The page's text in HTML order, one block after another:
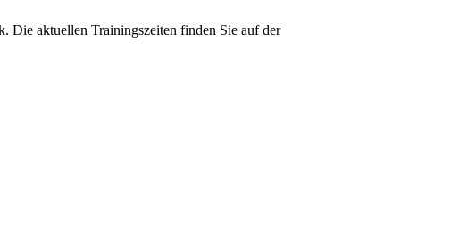
Die aktuellen Trainingszeiten finden Sie auf der